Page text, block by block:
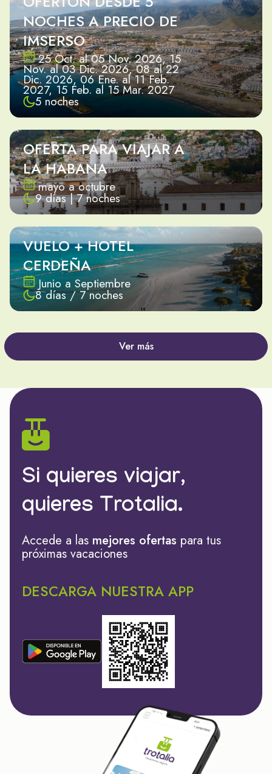
NOCHES A PRECIO DE
IMSERSO
25 Oct. al 05 Nov. 2026, 15
Nov. al 03 Dic. 2026, 08 al 22
Dic. 2026, 06 Ene. al 11 Feb.
2027, 15 Feb. al 15 Mar. 2027
5 noches
OFERTA PARA VIAJAR A
LA HABANA
mayo a octubre
9 días | 7 noches
VUELO + HOTEL
CERDEÑA
Junio a Septiembre
8 días / 7 noches
Ver más
Si quieres viajar,
quieres Trotalia.
Accede a las mejores ofertas para tus
próximas vacaciones
DESCARGA NUESTRA APP